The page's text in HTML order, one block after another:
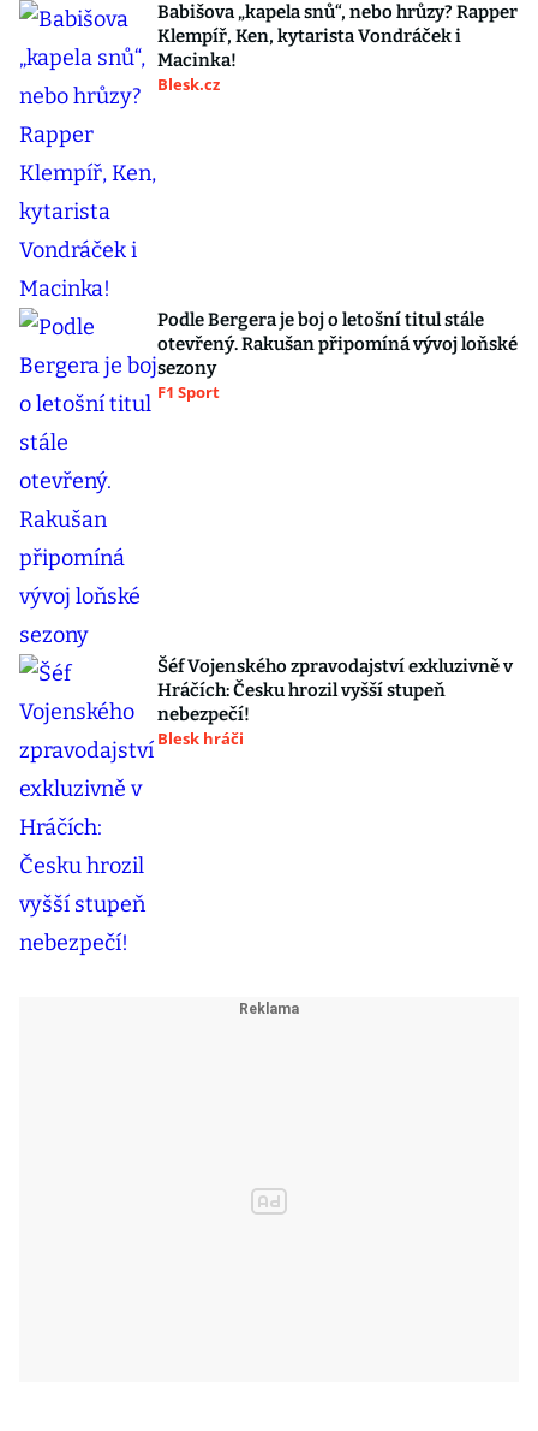
Babišova „kapela snů“, nebo hrůzy? Rapper
Klempíř, Ken, kytarista Vondráček i
Macinka!
Blesk.cz
Podle Bergera je boj o letošní titul stále
otevřený. Rakušan připomíná vývoj loňské
sezony
F1 Sport
Šéf Vojenského zpravodajství exkluzivně v
Hráčích: Česku hrozil vyšší stupeň
nebezpečí!
Blesk hráči